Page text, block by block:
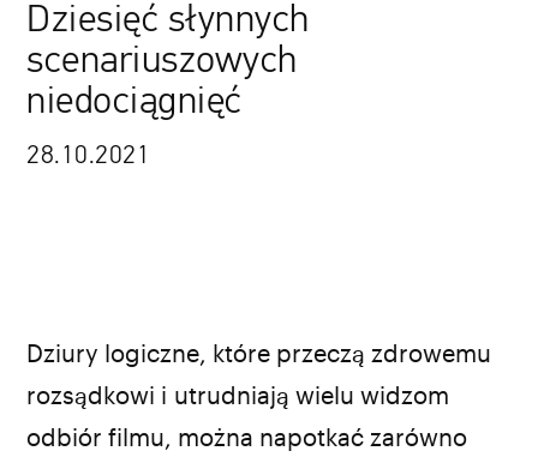
Dziesięć słynnych
scenariuszowych
niedociągnięć
28.10.2021
FACEBOOK TWITTER
Dziury logiczne, które przeczą zdrowemu
rozsądkowi i utrudniają wielu widzom
odbiór filmu, można napotkać zarówno